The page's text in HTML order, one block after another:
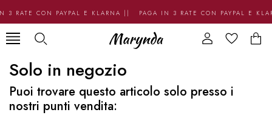
3 RATE CON PAYPAL E KLARNA || PAGA IN 3 RATE CON PAYPAL E
Solo in negozio
Puoi trovare questo articolo solo presso i
nostri punti vendita: